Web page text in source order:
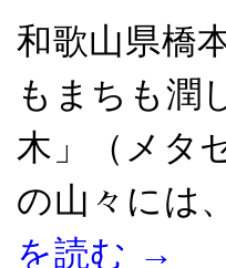
和歌山県橋
もまちも潤
木」（メタ
の山々には
を読む →